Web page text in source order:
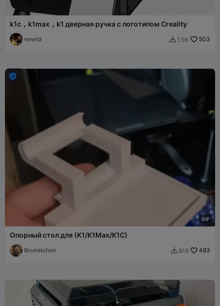
k1c，k1max，k1 дверная ручка с логотипом Creality
newtd  1.5K 503
GIF

Опорный стол для (K1/K1Max/K1C)
Bruneichon  819 483